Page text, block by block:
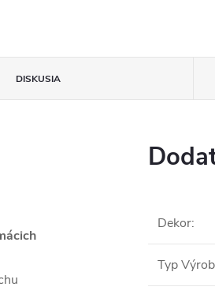
DISKUSIA
Dekor:
Typ